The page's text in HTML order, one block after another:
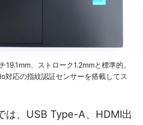
、ストローク1.2mmと標準的。
応の指紋認証センサーを搭載してス
は、USB Type-A、HDMI出